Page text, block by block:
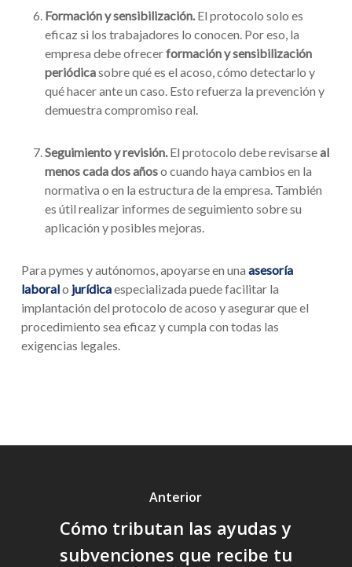
Formación y sensibilización.El protocolo solo es
eficaz si los trabajadores lo conocen. Por eso, la
empresa debe ofrecerformación y sensibilización
periódicasobre qué es el acoso, cómo detectarlo y
qué hacer ante un caso. Esto refuerza la prevención y
demuestra compromiso real.
Seguimiento y revisión.El protocolo debe revisarseal
menos cada dos añoso cuando haya cambios en la
normativa o en la estructura de la empresa. También
es útil realizar informes de seguimiento sobre su
aplicación y posibles mejoras.
Para pymes y autónomos, apoyarse en una asesoría
laboralo jurídicaespecializada puede facilitar la
implantación del protocolo de acoso y asegurar que el
procedimiento sea eficaz y cumpla con todas las
exigencias legales.
Anterior
Cómo tributan las ayudas y
subvenciones que recibe tu